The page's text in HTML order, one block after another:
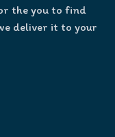
the you to find
deliver it to your